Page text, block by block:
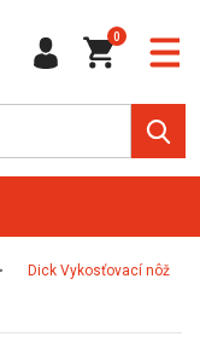
0
Dick Vykosťovací nôž